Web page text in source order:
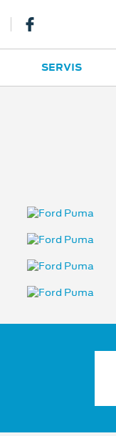
SERVIS